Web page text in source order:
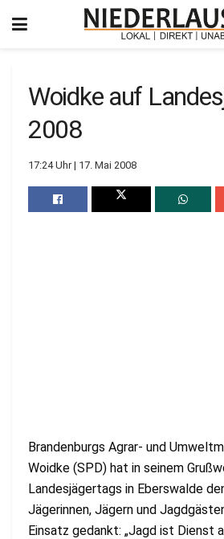
Woidke auf
2008
17:24 Uhr | 17. Mai 2008
Brandenburgs Agrar- und
Woidke (SPD) hat in seinem
Landesjägertags in Eberswalde
Jägerinnen, Jägern und
Einsatz gedankt: „Jagd ist Dienst